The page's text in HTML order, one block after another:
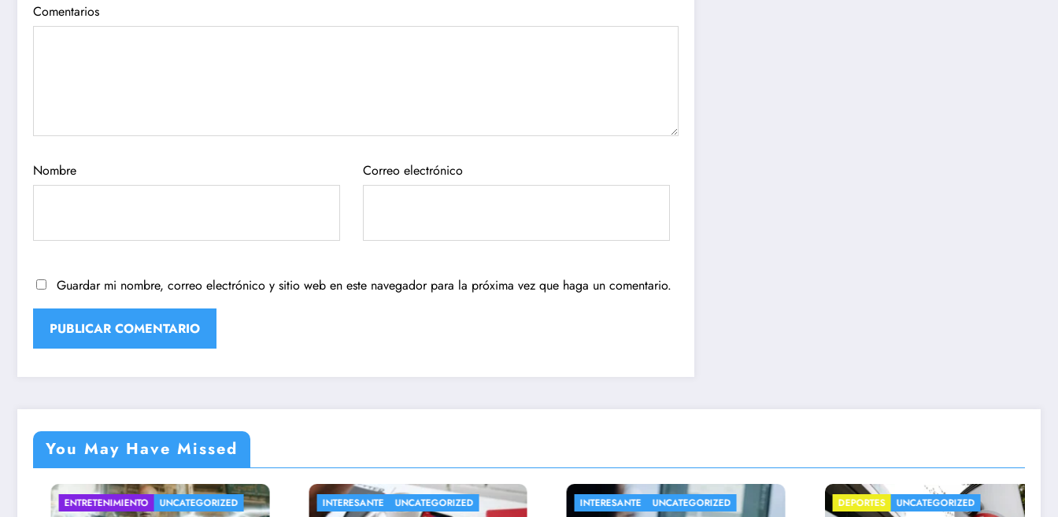
Comentarios
Nombre Correo electrónico
Guardar mi nombre, correo electrónico y sitio web en este navegador para la próxima vez que haga un comentario.
You May Have Missed
ENTRETENIMIENTO UNCATEGORIZED INTERESANTE UNCATEGORIZED INTERESANTE UNCATEGORIZED DEPORTES UNCATEGORIZED